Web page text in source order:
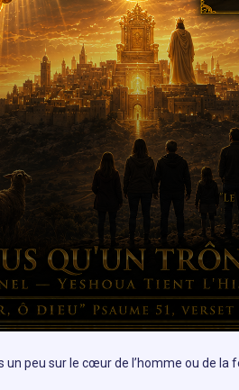
peu sur le cœur de l’homme ou de la